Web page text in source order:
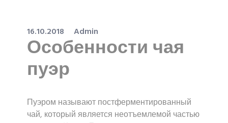
16.10.2018 Admin
Особенности чая
пуэр
Пуэром называют постферментированный
чай, который является неотъемлемой частью